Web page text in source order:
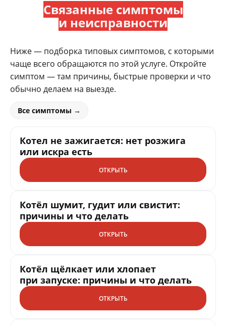
Связанные симптомы
и неисправности
Ниже — подборка типовых симптомов, с которыми
чаще всего обращаются по этой услуге. Откройте
симптом — там причины, быстрые проверки и что
обычно делаем на выезде.
Все симптомы →
Котел не зажигается: нет розжига
или искра есть
ОТКРЫТЬ
Котёл шумит, гудит или свистит:
причины и что делать
ОТКРЫТЬ
Котёл щёлкает или хлопает
при запуске: причины и что делать
ОТКРЫТЬ